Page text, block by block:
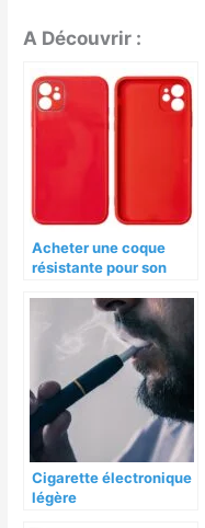
A Découvrir :
Acheter une coque
résistante pour son
Cigarette électronique
légère